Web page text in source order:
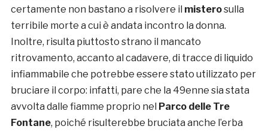
certamente non bastano a risolvere il misterosulla
terribile morte a cui è andata incontro la donna.
Inoltre, risulta piuttosto strano il mancato
ritrovamento, accanto al cadavere, di tracce di liquido
infiammabile che potrebbe essere stato utilizzato per
bruciare il corpo: infatti, pare che la 49enne sia stata
avvolta dalle fiamme proprio nel Parco delle Tre
Fontane, poiché risulterebbe bruciata anche l’erba